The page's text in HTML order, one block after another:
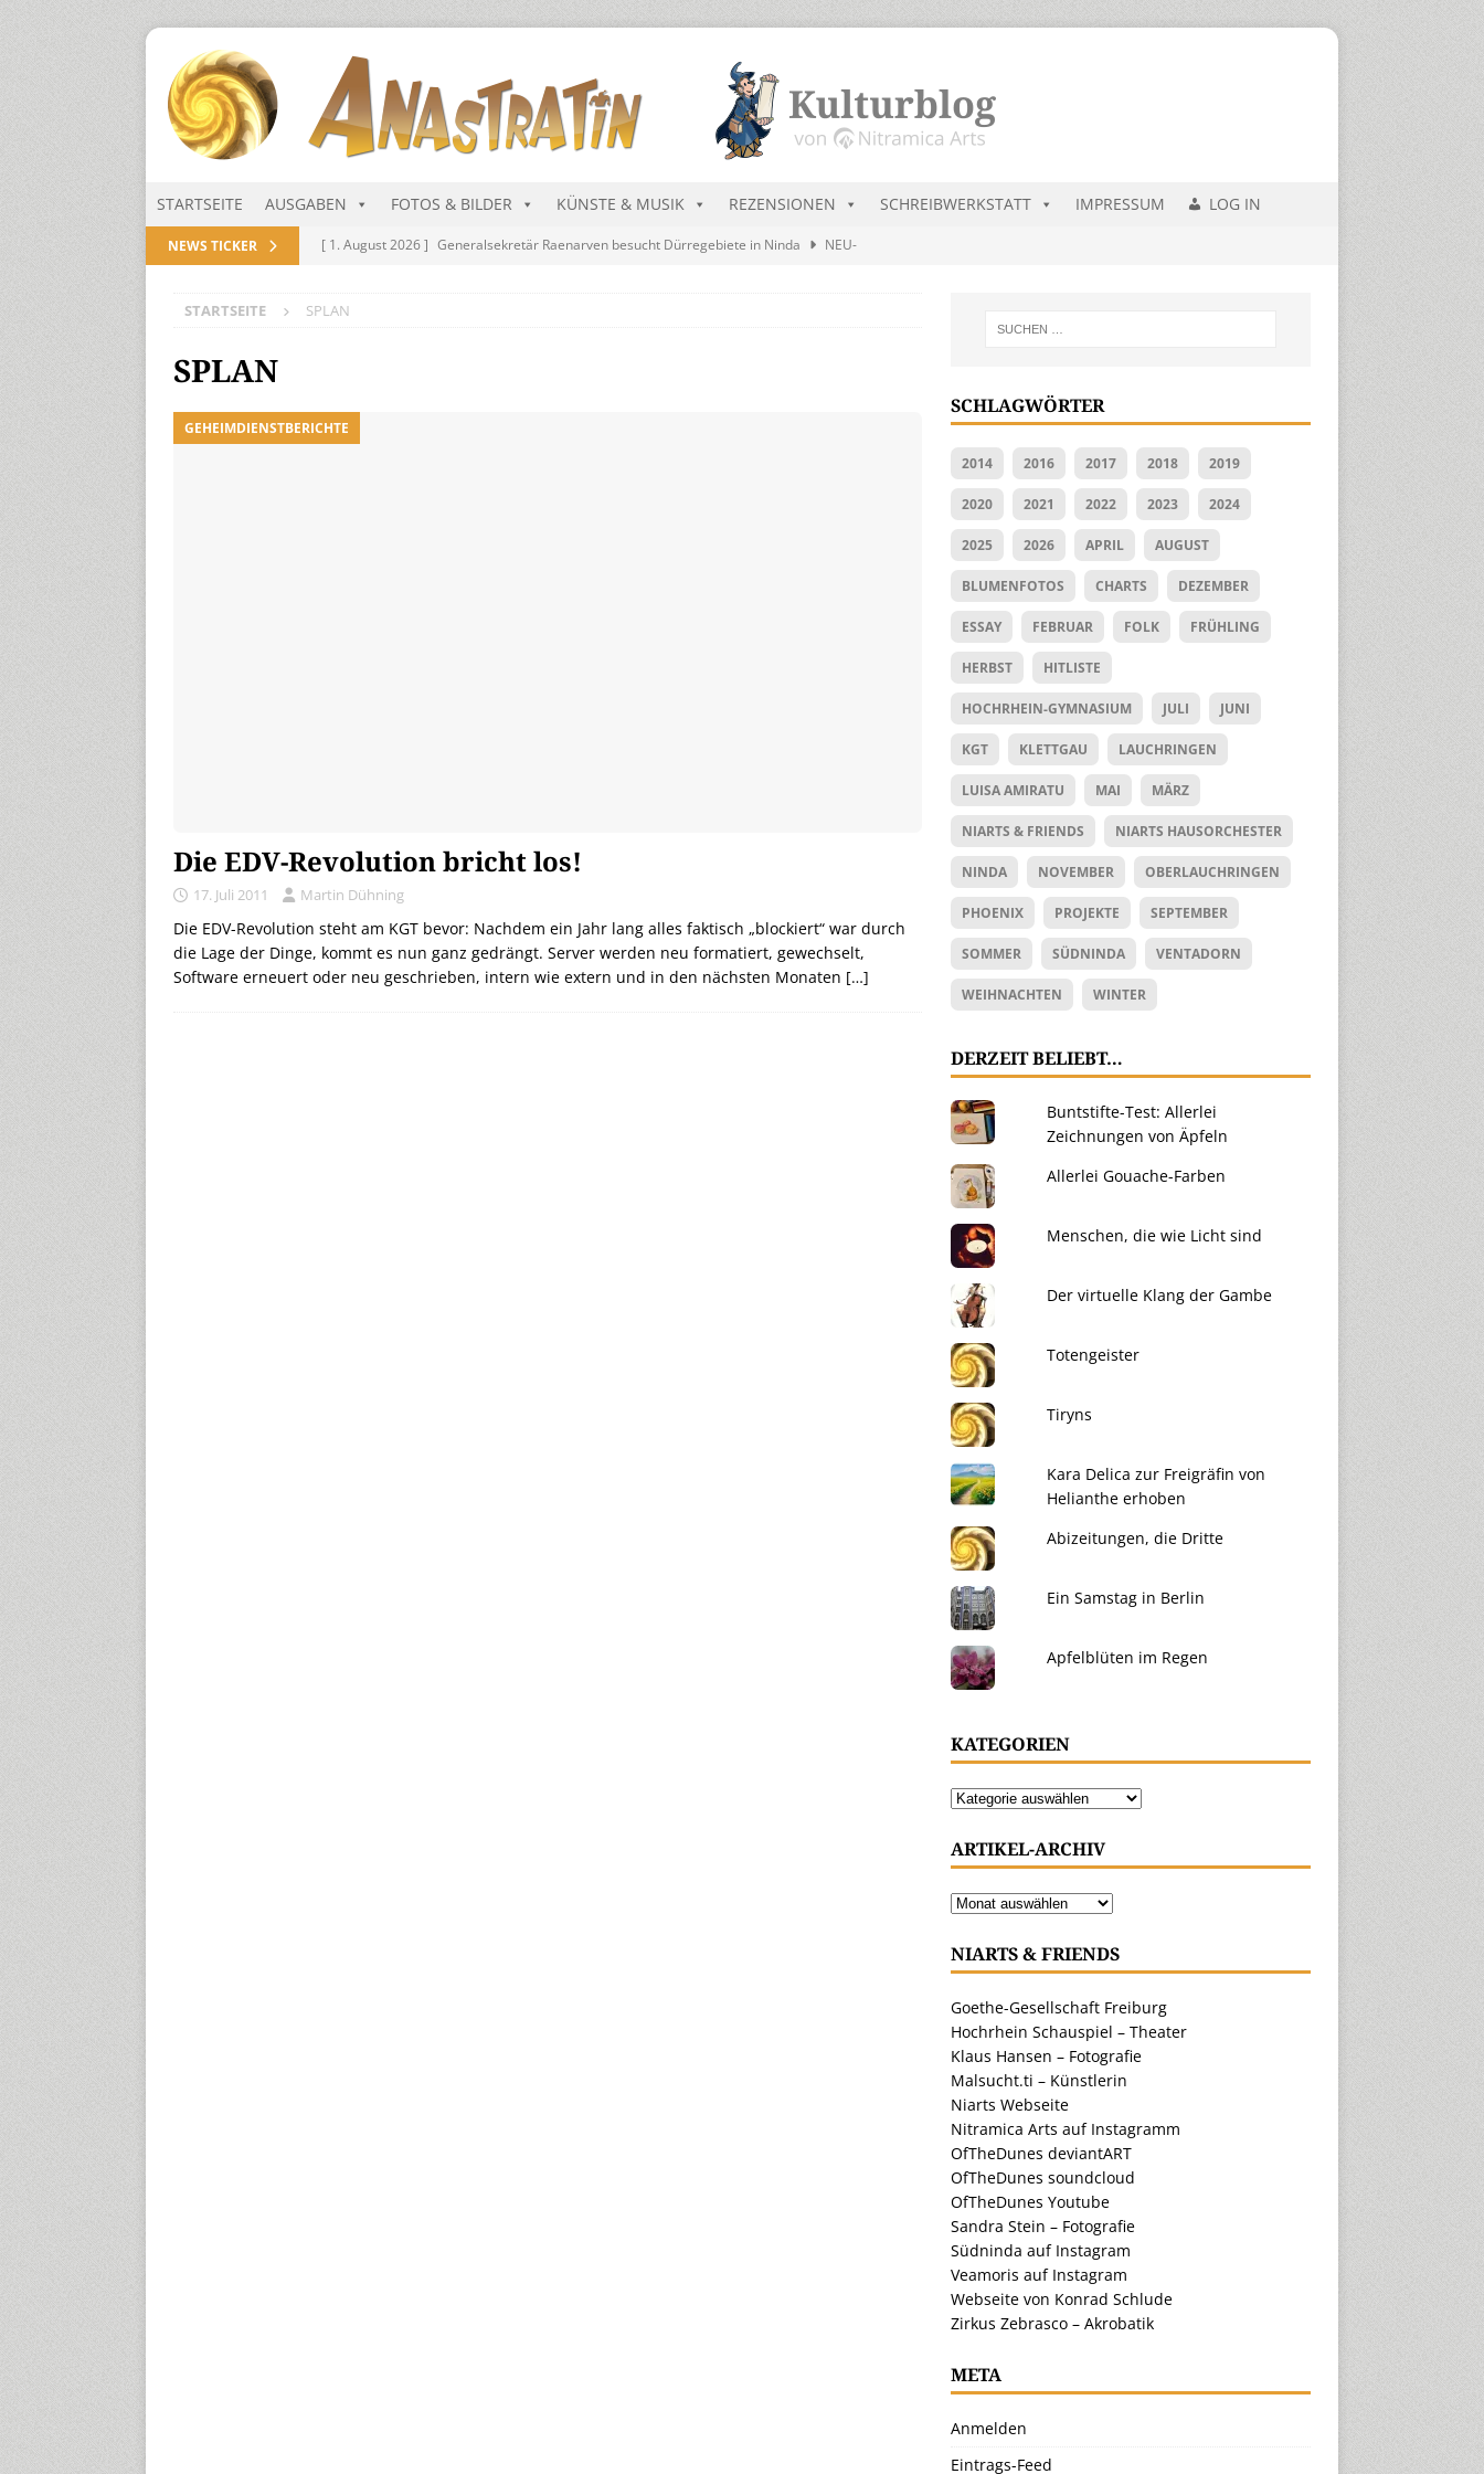
STARTSEITE AUSGABEN FOTOS & BILDER KÜNSTE & MUSIK REZENSIONEN SCHREIBWERKSTATT IMPRESSUM LOG IN
NEWS TICKER [ 1. August 2026 ] Generalsekretär Raenarven besucht Dürregebiete in Ninda
NEU-
[ 1. August 2026 ]
[ 1. August 2026 ]
STARTSEITE SPLAN
SPLAN
GEHEIMDIENSTBERICHTE
Die EDV-Revolution bricht los!
17. Juli 2011 Martin Dühning
Die EDV-Revolution steht am KGT bevor: Nachdem ein Jahr lang alles faktisch „blockiert“ war durch
die Lage der Dinge, kommt es nun ganz gedrängt. Server werden neu formatiert, gewechselt,
Software erneuert oder neu geschrieben, intern wie extern und in den nächsten Monaten […]
SCHLAGWÖRTER
2014 2016 2017 2018 2019
2020 2021 2022 2023 2024
2025 2026 APRIL AUGUST
BLUMENFOTOS CHARTS DEZEMBER
ESSAY FEBRUAR FOLK FRÜHLING
HERBST HITLISTE
HOCHRHEIN-GYMNASIUM JULI JUNI
KGT KLETTGAU LAUCHRINGEN
LUISA AMIRATU MAI MÄRZ
NIARTS & FRIENDS NIARTS HAUSORCHESTER
NINDA NOVEMBER OBERLAUCHRINGEN
PHOENIX PROJEKTE SEPTEMBER
SOMMER SÜDNINDA VENTADORN
WEIHNACHTEN WINTER
DERZEIT BELIEBT…
Buntstifte-Test: Allerlei
Zeichnungen von Äpfeln
Allerlei Gouache-Farben
Menschen, die wie Licht sind
Der virtuelle Klang der Gambe
Totengeister
Tiryns
Kara Delica zur Freigräfin von
Helianthe erhoben
Abizeitungen, die Dritte
Ein Samstag in Berlin
Apfelblüten im Regen
KATEGORIEN
ARTIKEL-ARCHIV
NIARTS & FRIENDS
Goethe-Gesellschaft Freiburg
Hochrhein Schauspiel – Theater
Klaus Hansen – Fotografie
Malsucht.ti – Künstlerin
Niarts Webseite
Nitramica Arts auf Instagramm
OfTheDunes deviantART
OfTheDunes soundcloud
OfTheDunes Youtube
Sandra Stein – Fotografie
Südninda auf Instagram
Veamoris auf Instagram
Webseite von Konrad Schlude
Zirkus Zebrasco – Akrobatik
META
Anmelden
Eintrags-Feed